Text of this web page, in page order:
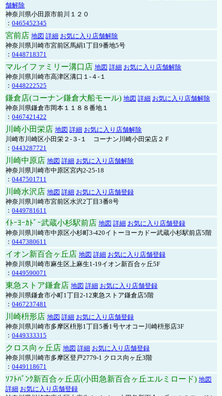
舗解除
神奈川県小田原市前川１２０
： 0465452345
宮前店 地図 詳細 お気に入り店舗解除
神奈川県川崎市宮前区馬絹1丁目9番地5号
： 0448718371
マルイファミリー溝口店 地図 詳細 お気に入り店舗解除
神奈川県川崎市高津区溝口１-４-１
： 0448222525
鎌倉店(コーナン鎌倉大船モール) 地図 詳細 お気に入り店舗解除
神奈川県鎌倉市岡本１１８８番地１
： 0467421422
川崎小田栄店 地図 詳細 お気に入り店舗解除
川崎市川崎区小田栄２‐３‐１ コーナン川崎小田栄店２Ｆ
： 0443287721
川崎中原店 地図 詳細 お気に入り店舗解除
神奈川県川崎市中原区宮内2-25-18
： 0447501711
川崎水沢店 地図 詳細 お気に入り店舗登録
神奈川県川崎市宮前区水沢2丁目3番8号
： 0449781611
ｲﾄｰﾖｰｶﾄﾞｰ武蔵小杉駅前店 地図 詳細 お気に入り店舗登録
神奈川県川崎市中原区小杉町3-420イトーヨーカドー武蔵小杉駅前店5階
： 0447380611
イオン新百合ヶ丘店 地図 詳細 お気に入り店舗登録
神奈川県川崎市麻生区上麻生1-19イオン新百合ヶ丘5F
： 0449590071
東急ストア鎌倉店 地図 詳細 お気に入り店舗登録
神奈川県鎌倉市小町1丁目2-12東急ストア鎌倉店5階
： 0467237481
川崎枡形店 地図 詳細 お気に入り店舗登録
神奈川県川崎市多摩区枡形1丁目5番1号ヤオコー川崎枡形店3F
： 0449333315
クロス向ヶ丘店 地図 詳細 お気に入り店舗登録
神奈川県川崎市多摩区登戸2779-1 クロス向ヶ丘3階
： 0449118671
ｿﾌﾄﾊﾞﾝｸ新百合ヶ丘店(小田急新百合ヶ丘エルミロード) 地図
詳細 お気に入り店舗登録